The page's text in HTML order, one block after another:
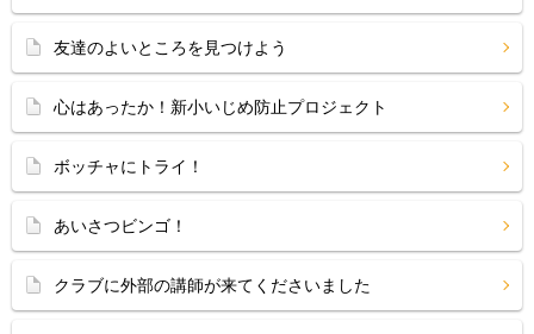
友達のよいところを見つけよう
心はあったか！新小いじめ防止プロジェクト
ボッチャにトライ！
あいさつビンゴ！
クラブに外部の講師が来てくださいました